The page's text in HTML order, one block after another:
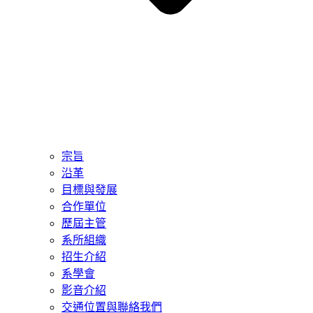
宗旨
沿革
目標與發展
合作單位
歷屆主管
系所組織
招生介紹
系學會
影音介紹
交通位置與聯絡我們